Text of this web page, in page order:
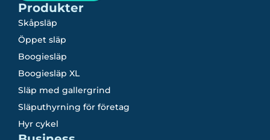
Produkter
Skåpsläp
Öppet släp
Boogiesläp
Boogiesläp XL
Släp med gallergrind
Släputhyrning för företag
Hyr cykel